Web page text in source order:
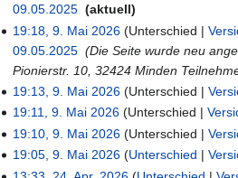
09.05.2025 ‎ aktuell
19:18, 9. Mai 2026
Unterschied
09.05.2025 ‎ Die Seite wurde neu
Pionierstr. 10, 32424 Minden
19:13, 9. Mai 2026
Unterschied
19:11, 9. Mai 2026
Unterschied
19:10, 9. Mai 2026
Unterschied
19:05, 9. Mai 2026
Unterschied